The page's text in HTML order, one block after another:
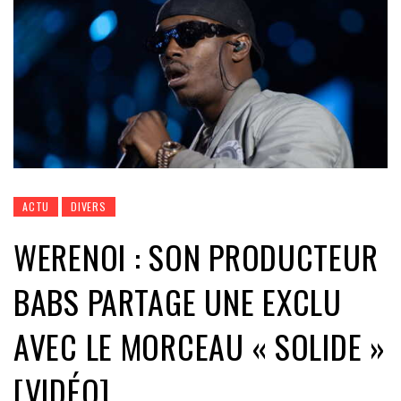
ACTU DIVERS
WERENOI : SON PRODUCTEUR
BABS PARTAGE UNE EXCLU
AVEC LE MORCEAU « SOLIDE »
[VIDÉO]